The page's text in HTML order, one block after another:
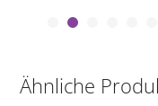
Ähnliche